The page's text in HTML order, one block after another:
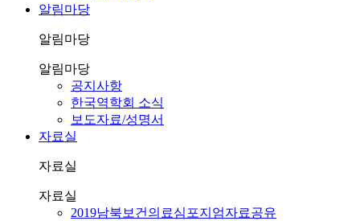
알림마당
알림마당
알림마당
공지사항
한국역학회 소식
보도자료/성명서
자료실
자료실
자료실
2019남북보건의료심포지엄자료공유